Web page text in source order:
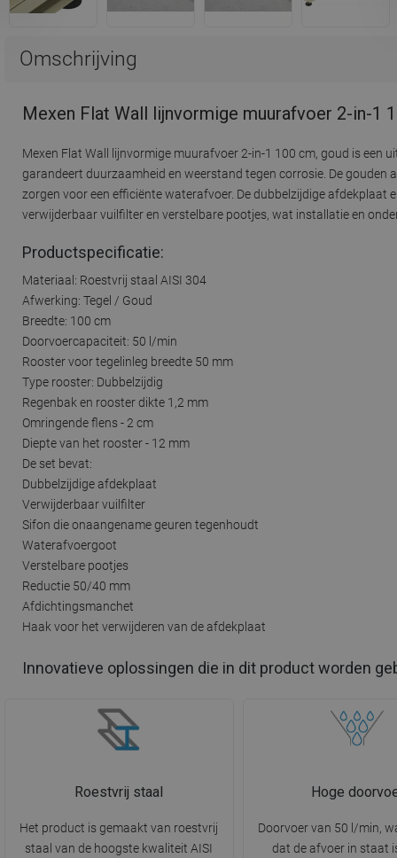
Omschrijving
Mexen Flat Wall lijnvormige muurafvoer 2-in-1
Mexen Flat Wall lijnvormige muurafvoer 2-in-1 100 cm, goud is een
garandeert duurzaamheid en weerstand tegen corrosie. De
zorgen voor een efficiënte waterafvoer. De dubbelzijdige
verwijderbaar vuilfilter en verstelbare pootjes, wat installatie en
Productspecificatie:
Materiaal: Roestvrij staal AISI 304
Afwerking: Tegel / Goud
Breedte: 100 cm
Doorvoercapaciteit: 50 l/min
Rooster voor tegelinleg breedte 50 mm
Type rooster: Dubbelzijdig
Regenbak en rooster dikte 1,2 mm
Omringende flens - 2 cm
Diepte van het rooster - 12 mm
De set bevat:
Dubbelzijdige afdekplaat
Verwijderbaar vuilfilter
Sifon die onaangename geuren tegenhoudt
Waterafvoergoot
Verstelbare pootjes
Reductie 50/40 mm
Afdichtingsmanchet
Haak voor het verwijderen van de afdekplaat
Innovatieve oplossingen die in dit product worden
Roestvrij staal
Het product is gemaakt van roestvrij
staal van de hoogste kwaliteit AISI
Hoge
Doorvoer van 50 l/min,
dat de afvoer in staat